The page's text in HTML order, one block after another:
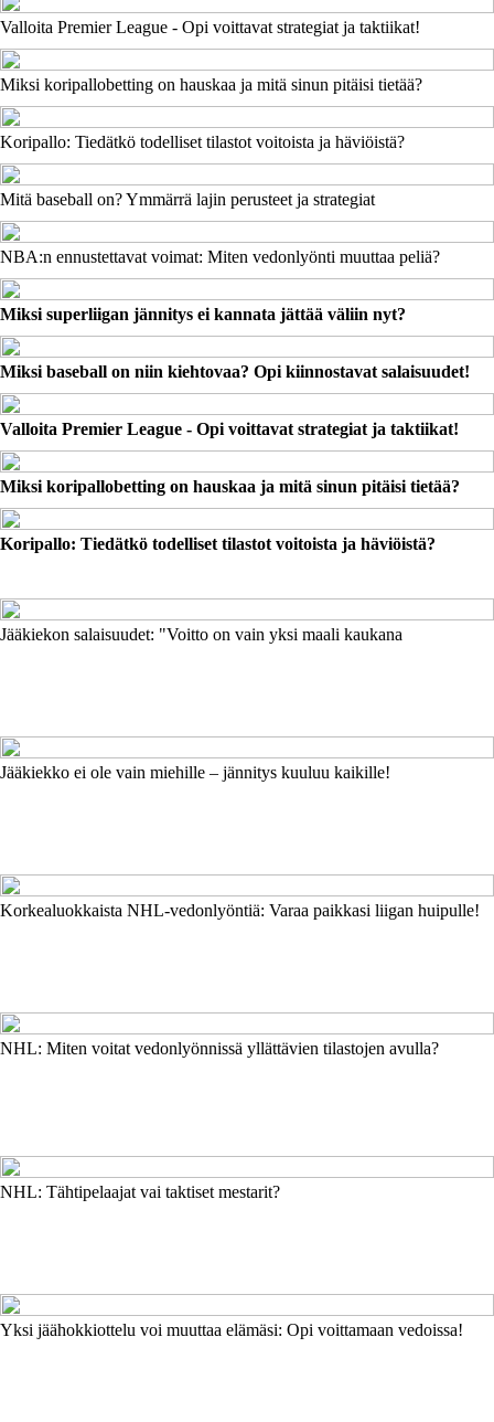
Valloita Premier League - Opi voittavat strategiat ja taktiikat!
Miksi koripallobetting on hauskaa ja mitä sinun pitäisi tietää?
Koripallo: Tiedätkö todelliset tilastot voitoista ja häviöistä?
Mitä baseball on? Ymmärrä lajin perusteet ja strategiat
NBA:n ennustettavat voimat: Miten vedonlyönti muuttaa peliä?
Miksi superliigan jännitys ei kannata jättää väliin nyt?
Miksi baseball on niin kiehtovaa? Opi kiinnostavat salaisuudet!
Valloita Premier League - Opi voittavat strategiat ja taktiikat!
Miksi koripallobetting on hauskaa ja mitä sinun pitäisi tietää?
Koripallo: Tiedätkö todelliset tilastot voitoista ja häviöistä?
Jääkiekon salaisuudet: "Voitto on vain yksi maali kaukana
Jääkiekko ei ole vain miehille – jännitys kuuluu kaikille!
Korkealuokkaista NHL-vedonlyöntiä: Varaa paikkasi liigan huipulle!
NHL: Miten voitat vedonlyönnissä yllättävien tilastojen avulla?
NHL: Tähtipelaajat vai taktiset mestarit?
Yksi jäähokkiottelu voi muuttaa elämäsi: Opi voittamaan vedoissa!